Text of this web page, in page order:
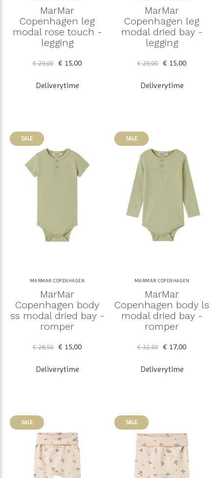
MarMar
Copenhagen leg
modal rose touch -
legging
€ 29,00 € 15,00
Deliverytime
MarMar
Copenhagen leg
modal dried bay -
legging
€ 29,00 € 15,00
Deliverytime
SALE
MARMAR COPENHAGEN
MarMar
Copenhagen body
ss modal dried bay -
romper
€ 28,50 € 15,00
Deliverytime
SALE
MARMAR COPENHAGEN
MarMar
Copenhagen body ls
modal dried bay -
romper
€ 32,50 € 17,00
Deliverytime
SALE SALE